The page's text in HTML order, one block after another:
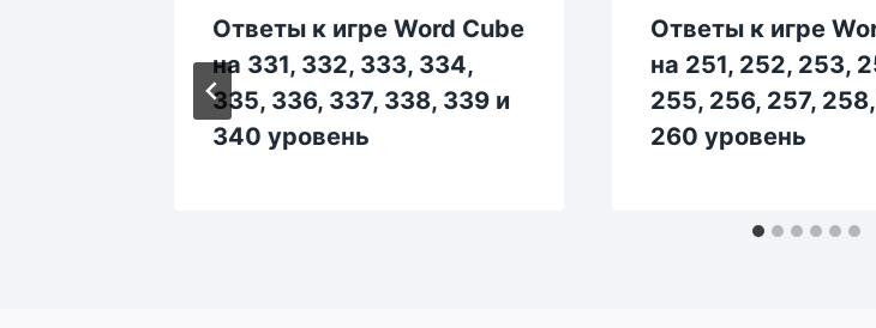
Ответы к игре Word Cube
на 331, 332, 333, 334,
335, 336, 337, 338, 339 и
340 уровень
Ответы к игре
на 251, 252, 253,
255, 256, 257,
260 уровень